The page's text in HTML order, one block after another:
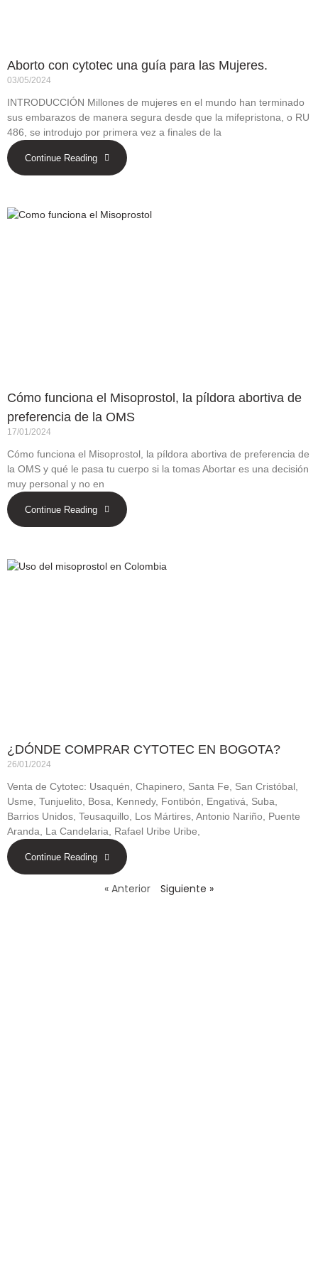
Aborto con cytotec una guía para las Mujeres.
03/05/2024
INTRODUCCIÓN Millones de mujeres en el mundo han terminado
sus embarazos de manera segura desde que la mifepristona, o RU
486, se introdujo por primera vez a finales de la
Continue Reading
Cómo funciona el Misoprostol, la píldora abortiva de
preferencia de la OMS
17/01/2024
Cómo funciona el Misoprostol, la píldora abortiva de preferencia de
la OMS y qué le pasa tu cuerpo si la tomas Abortar es una decisión
muy personal y no en
Continue Reading
¿DÓNDE COMPRAR CYTOTEC EN BOGOTA?
26/01/2024
Venta de Cytotec: Usaquén, Chapinero, Santa Fe, San Cristóbal,
Usme, Tunjuelito, Bosa, Kennedy, Fontibón, Engativá, Suba,
Barrios Unidos, Teusaquillo, Los Mártires, Antonio Nariño, Puente
Aranda, La Candelaria, Rafael Uribe Uribe,
Continue Reading
« Anterior Siguiente »